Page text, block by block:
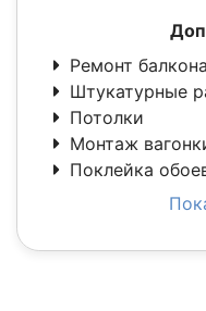
Ремонт балкона
Штукатурные
Потолки
Монтаж
Поклейка